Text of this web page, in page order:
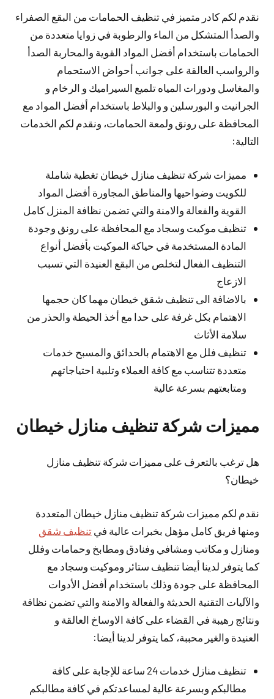
نقدم لكم كادر متميز في تنظيف الحمامات من البقع الصفراء
والصدأ المتشكل من الماء والرطوبة في زوايا متعددة من
الحمامات باستخدام أفضل المواد القوية والمحاربة الصدأ
والرواسب العالقة على جوانب أحواض الاستحمام
والمغاسل ودورات المياه تلميع السيراميك و الرخام و
الجرانيت و البورسلين و والبلاط باستخدام أفضل المواد مع
المحافظة على رونق ولمعة الحمامات، ونقدم لكم الخدمات
التالية:
مميزات شركة تنظيف منازل خيطان تغطية شاملة
للكويت وضواحيها والمناطق المجاورة أفضل المواد
القوية والفعالة والامنة والتي تضمن نظافة المنزل كامل
تنظيف موكيت وسجاد مع المحافظة على رونق وجودة
المادة المستخدمة في حياكة الموكيت بأفضل أنواع
التنظيف الفعال لتخلص من البقع العنيدة التي تسبب
الازعاج
بالاضافة الى تنظيف شقق خيطان مهما كان حجمها
الاهتمام بكل غرفة على حدا مع أخذ الحيطة والحذر من
سلامة الأثاث
تنظيف فلل مع الاهتمام بالحدائق والمسبح خدمات
متعددة تتناسب مع كافة العملاء وتلبية احتياجاتهم
ومتابعتهم بسرعة عالية
مميزات شركة تنظيف منازل خيطان
هل ترغب بالتعرف على مميزات شركة تنظيف منازل
خيطان؟
نقدم لكم مميزات شركة تنظيف منازل خيطان المتعددة
ومنها فريق كامل مؤهل بخبرات عالية في تنظيف شقق
ومنازل و مكاتب ومشافي وفنادق ومطابخ وحمامات وفلل
كما يتوفر لدينا أيضا تنظيف ستائر وموكيت وسجاد مع
المحافظة على جودة وذلك باستخدام أفضل الأدوات
والآليات التقنية الحديثة والفعالة والامنة والتي تضمن نظافة
ونتائج رهيبة في القضاء على كافة الاوساخ العالقة و
العنيدة والغير محببة، كما يتوفر لدينا أيضا:
تنظيف منازل خدمات 24 ساعة للإجابة على كافة
مطالبكم وبسرعة عالية لمساعدتكم في كافة مطالبكم